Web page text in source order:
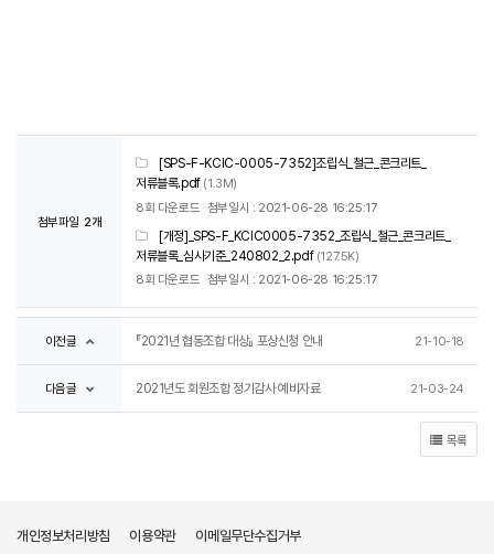
첨부파일 2개
[SPS-F-KCIC-0005-7352]조립식_철근_콘크리트_
저류블록.pdf (1.3M)
8회 다운로드 첨부일시 : 2021-06-28 16:25:17
[개정]_SPS-F_KCIC0005-7352_조립식_철근_콘크리트_
저류블록_심사기준_240802_2.pdf (127.5K)
8회 다운로드 첨부일시 : 2021-06-28 16:25:17
이전글 『2021년 협동조합 대상』 포상신청 안내 21-10-18
다음글 2021년도 회원조합 정기감사 예비자료 21-03-24
목록
개인정보처리방침 이용약관 이메일무단수집거부